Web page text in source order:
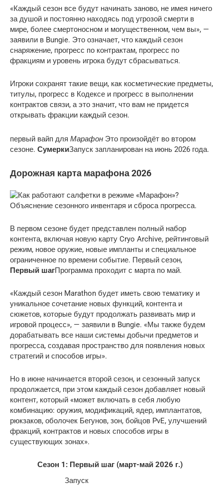
«Каждый сезон все будут начинать заново, не имея ничего
за душой и постоянно находясь под угрозой смерти в
мире, более смертоносном и могущественном, чем вы», —
заявили в Bungie. Это означает, что каждый сезон
снаряжение, прогресс по контрактам, прогресс по
фракциям и уровень игрока будут сбрасываться.
Игроки сохранят такие вещи, как косметические предметы,
титулы, прогресс в Кодексе и прогресс в выполнении
контрактов связи, а это значит, что вам не придется
открывать фракции каждый сезон.
первый вайп для Марафон Это произойдёт во втором
сезоне. СумеркиЗапуск запланирован на июнь 2026 года.
Дорожная карта марафона 2026
В первом сезоне будет представлен полный набор
контента, включая новую карту Cryo Archive, рейтинговый
режим, новое оружие, новые импланты и специальное
ограниченное по времени событие. Первый сезон,
Первый шагПрограмма проходит с марта по май.
«Каждый сезон Marathon будет иметь свою тематику и
уникальное сочетание новых функций, контента и
сюжетов, которые будут продолжать развивать мир и
игровой процесс», — заявили в Bungie. «Мы также будем
дорабатывать все наши системы добычи предметов и
прогресса, создавая пространство для появления новых
стратегий и способов игры».
Но в июне начинается второй сезон, и сезонный запуск
продолжается, при этом каждый сезон добавляет новый
контент, который «может включать в себя любую
комбинацию: оружия, модификаций, ядер, имплантатов,
рюкзаков, оболочек Бегунов, зон, бойцов PvE, улучшений
фракций, контрактов и новых способов игры в
существующих зонах».
Сезон 1: Первый шаг (март-май 2026 г.)
Запуск